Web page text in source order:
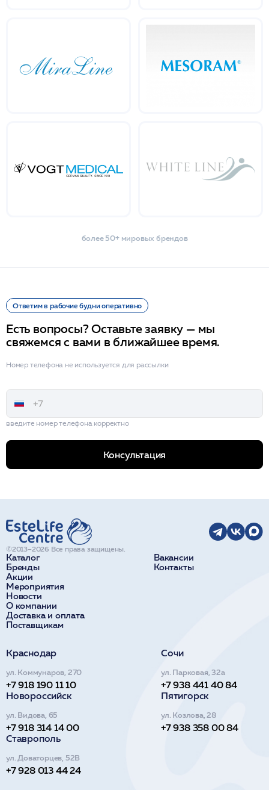
более 50+ мировых брендов
Ответим в рабочие будни оперативно
Есть вопросы? Оставьте заявку — мы
свяжемся с вами в ближайшее время.
Номер телефона не используется для рассылки
введите номер телефона корректно
Консультация
Каталог
Бренды
Акции
Мероприятия
Новости
О компании
Доставка и оплата
Поставщикам
Вакансии
Контакты
©2013–2026 Все права защищены.
Краснодар
ул. Коммунаров, 270
+7 918 190 11 10
Сочи
ул. Парковая, 32а
+7 938 441 40 84
Новороссийск
ул. Видова, 65
+7 918 314 14 00
Пятигорск
ул. Козлова, 28
+7 938 358 00 84
Ставрополь
ул. Доваторцев, 52В
+7 928 013 44 24